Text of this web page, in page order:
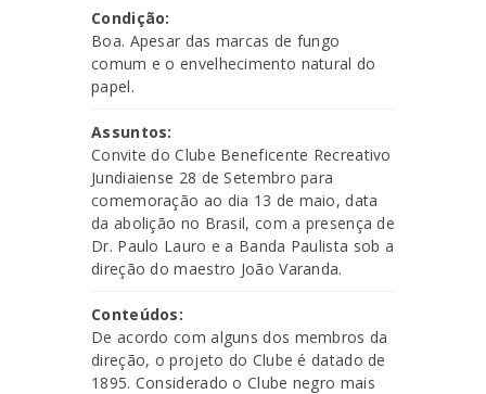
Condição:
Boa. Apesar das marcas de fungo
comum e o envelhecimento natural do
papel.
Assuntos:
Convite do Clube Beneficente Recreativo
Jundiaiense 28 de Setembro para
comemoração ao dia 13 de maio, data
da abolição no Brasil, com a presença de
Dr. Paulo Lauro e a Banda Paulista sob a
direção do maestro João Varanda.
Conteúdos:
De acordo com alguns dos membros da
direção, o projeto do Clube é datado de
1895. Considerado o Clube negro mais